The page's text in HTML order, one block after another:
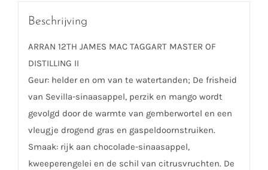
Beschrijving
ARRAN 12TH JAMES MAC TAGGART MASTER OF
DISTILLING II
Geur: helder en om van te watertanden; De frisheid
van Sevilla-sinaasappel, perzik en mango wordt
gevolgd door de warmte van gemberwortel en een
vleugje drogend gras en gaspeldoornstruiken.
Smaak: rijk aan chocolade-sinaasappel,
kweeperengelei en de schil van citrusvruchten. De